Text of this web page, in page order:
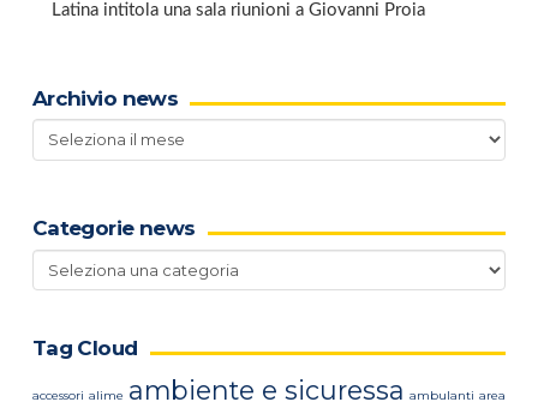
Latina intitola una sala riunioni a Giovanni Proia
Archivio news
Archivio
news
Categorie news
Categorie
news
Tag Cloud
accessori alime ambiente e sicuressa ambulanti area